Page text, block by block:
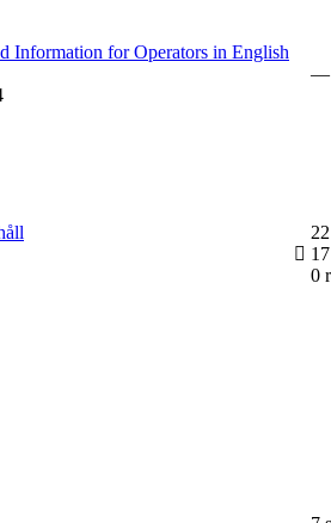
Information for Operators in English
—
0